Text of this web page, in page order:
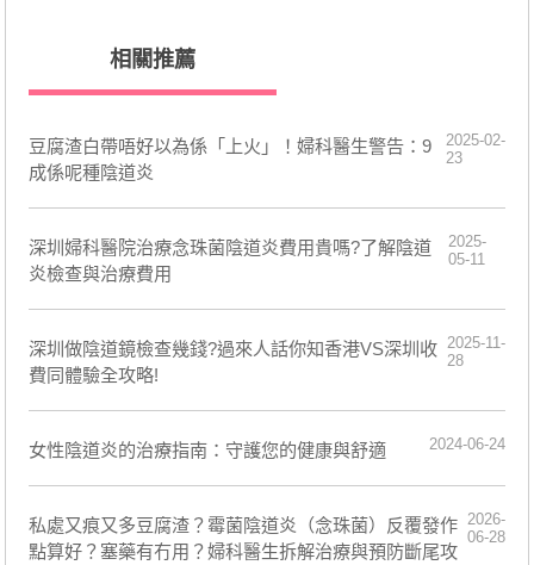
相關推薦
豆腐渣白帶唔好以為係「上火」！婦科醫生警告：9
成係呢種陰道炎
2025-02-
23
深圳婦科醫院治療念珠菌陰道炎費用貴嗎?了解陰道
炎檢查與治療費用
2025-
05-11
深圳做陰道鏡檢查幾錢?過來人話你知香港VS深圳收
費同體驗全攻略!
2025-11-
28
女性陰道炎的治療指南：守護您的健康與舒適 2024-06-24
私處又痕又多豆腐渣？霉菌陰道炎（念珠菌）反覆發作
點算好？塞藥有冇用？婦科醫生拆解治療與預防斷尾攻
2026-
06-28